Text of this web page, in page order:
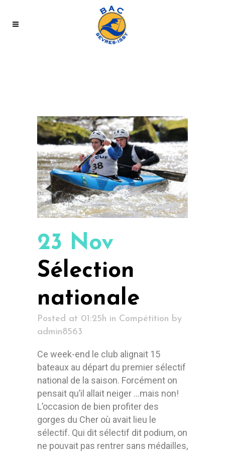
23 Nov
Sélection
nationale
Posted at 01:25h in Compétition by
admin8563
Ce week-end le club alignait 15
bateaux au départ du premier sélectif
national de la saison. Forcément on
pensait qu’il allait neiger …mais non!
L’occasion de bien profiter des
gorges du Cher où avait lieu le
sélectif. Qui dit sélectif dit podium, on
ne pouvait pas rentrer sans médailles,